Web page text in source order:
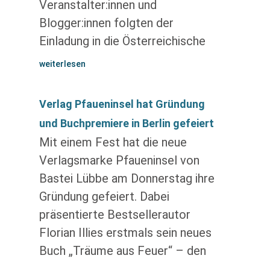
Veranstalter:innen und
Blogger:innen folgten der
Einladung in die Österreichische
weiterlesen
Verlag Pfaueninsel hat Gründung
und Buchpremiere in Berlin gefeiert
Mit einem Fest hat die neue
Verlagsmarke Pfaueninsel von
Bastei Lübbe am Donnerstag ihre
Gründung gefeiert. Dabei
präsentierte Bestsellerautor
Florian Illies erstmals sein neues
Buch „Träume aus Feuer“ – den